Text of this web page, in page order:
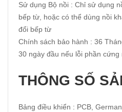
Sử dụng Bộ nồi : Chỉ sử dụng
bếp từ, hoặc có thể dùng nồi
đổi bếp từ
Chính sách bảo hành : 36
30 ngày đầu nếu lỗi phần cứng
THÔNG SỐ
Bảng điều khiển : PCB,